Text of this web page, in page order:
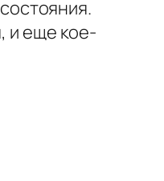
и еще кое-